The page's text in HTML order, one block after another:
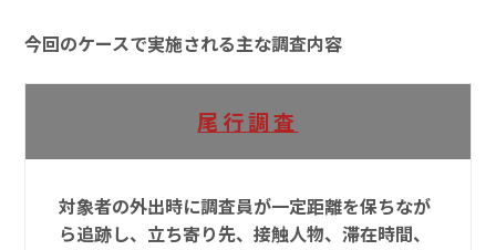
今回のケースで実施される主な調査内容
尾行調査
対象者の外出時に調査員が一定距離を保ちなが
ら追跡し、立ち寄り先、接触人物、滞在時間、